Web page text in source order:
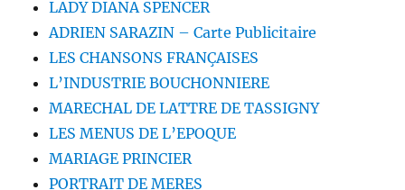
LADY DIANA SPENCER
ADRIEN SARAZIN – Carte Publicitaire
LES CHANSONS FRANÇAISES
L’INDUSTRIE BOUCHONNIERE
MARECHAL DE LATTRE DE TASSIGNY
LES MENUS DE L’EPOQUE
MARIAGE PRINCIER
PORTRAIT DE MERES